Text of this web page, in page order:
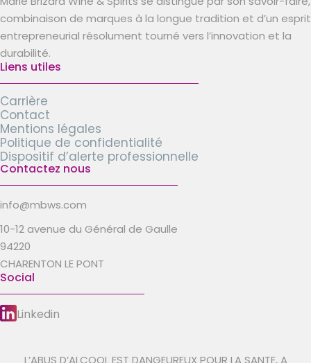
combinaison de marques à la longue tradition et d’un esprit
entrepreneurial résolument tourné vers l’innovation et la
durabilité.
Liens utiles
Carrière
Contact
Mentions légales
Politique de confidentialité
Dispositif d’alerte professionnelle
Contactez nous
info@mbws.com
10-12 avenue du Général de Gaulle
94220
CHARENTON LE PONT
Social
Linkedin
L’ABUS D’ALCOOL EST DANGEUREUX POUR LA SANTE, A